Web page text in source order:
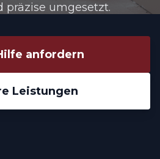
präzise umgesetzt.
anfordern
Leistungen